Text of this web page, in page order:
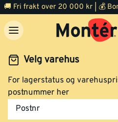
Velg varehus
For lagerstatus og
postnummer her
Postnr
Gulv Avrettningsmasse